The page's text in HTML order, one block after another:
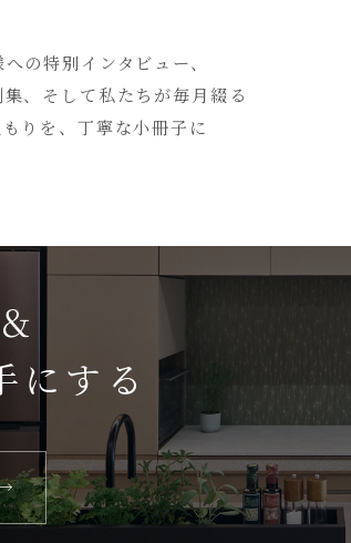
の特別インタビュー、
、そして私たちが毎月綴る
りを、丁寧な小冊子に
にする